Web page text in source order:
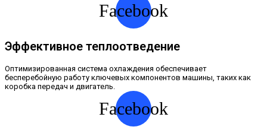
Facebook
Эффективное теплоотведение
Оптимизированная система охлаждения обеспечивает
бесперебойную работу ключевых компонентов машины, таких как
коробка передач и двигатель.
Facebook